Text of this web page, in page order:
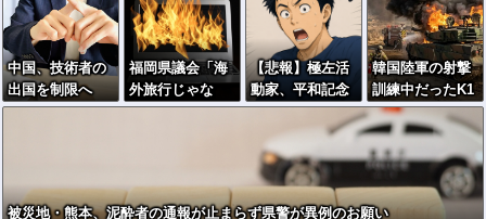
が初の100万部
割れ
に逆戻り
てしまい大炎上
叫ぶようなやり
口で中国を貶め
ている」と強く
非難！
中国、技術者の
出国を制限へ
「国が危険と判
福岡県議会「海
外旅行じゃな
い、海外活動
【悲報】極左活
動家、平和記念
公園で「座り込
んで闘う！」と
意気込むも… →
警察に完全排除
されてしまう
韓国陸軍の射撃
訓練中だったK1
E1戦車で火災、
乗員は避難…エ
ンジンルーム付
近から出火！
被災地・熊本、泥酔者の通報が止まらず県警が異例のお願い